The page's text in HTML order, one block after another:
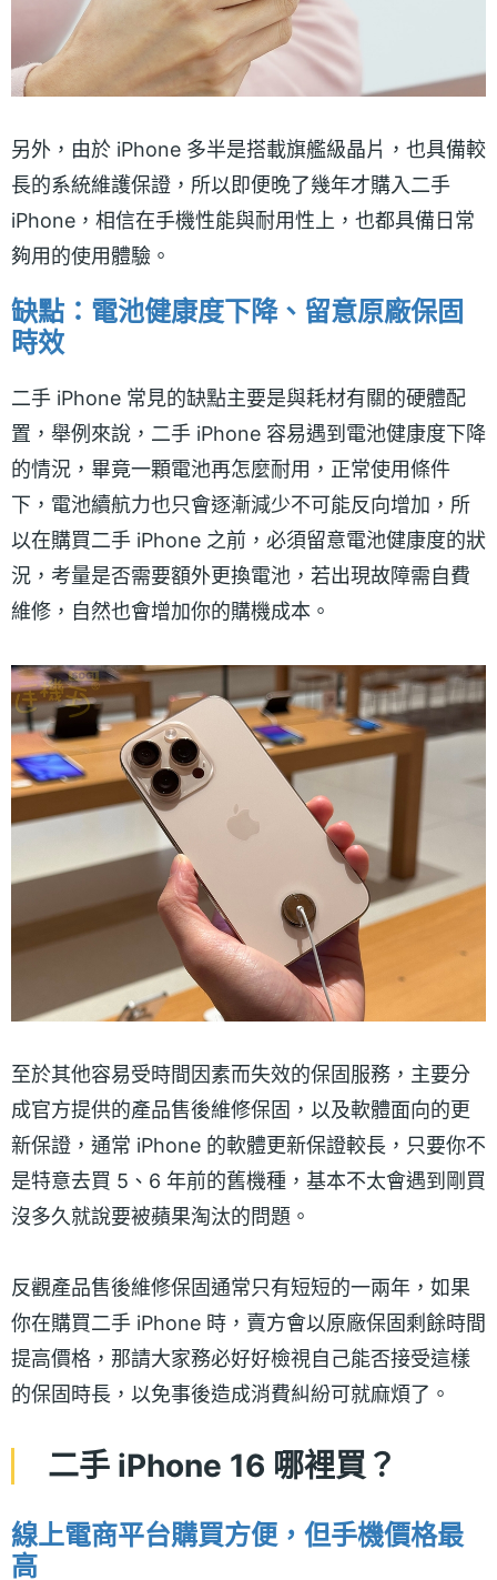
另外，由於 iPhone 多半是搭載旗艦級晶片，也具備較
長的系統維護保證，所以即便晚了幾年才購入二手
iPhone，相信在手機性能與耐用性上，也都具備日常
夠用的使用體驗。
缺點：電池健康度下降、留意原廠保固
時效
二手 iPhone 常見的缺點主要是與耗材有關的硬體配
置，舉例來說，二手 iPhone 容易遇到電池健康度下降
的情況，畢竟一顆電池再怎麼耐用，正常使用條件
下，電池續航力也只會逐漸減少不可能反向增加，所
以在購買二手 iPhone 之前，必須留意電池健康度的狀
況，考量是否需要額外更換電池，若出現故障需自費
維修，自然也會增加你的購機成本。
至於其他容易受時間因素而失效的保固服務，主要分
成官方提供的產品售後維修保固，以及軟體面向的更
新保證，通常 iPhone 的軟體更新保證較長，只要你不
是特意去買 5、6 年前的舊機種，基本不太會遇到剛買
沒多久就說要被蘋果淘汰的問題。
反觀產品售後維修保固通常只有短短的一兩年，如果
你在購買二手 iPhone 時，賣方會以原廠保固剩餘時間
提高價格，那請大家務必好好檢視自己能否接受這樣
的保固時長，以免事後造成消費糾紛可就麻煩了。
二手 iPhone 16 哪裡買？
線上電商平台購買方便，但手機價格最
高